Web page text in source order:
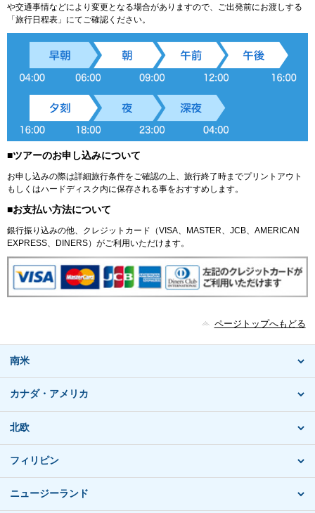
や交通事情などにより変更となる場合がありますので、ご出発前にお渡しする
「旅行日程表」にてご確認ください。
■ツアーのお申し込みについて
お申し込みの際は詳細旅行条件をご確認の上、旅行終了時までプリントアウト
もしくはハードディスク内に保存される事をおすすめします。
■お支払い方法について
銀行振り込みの他、クレジットカード（VISA、MASTER、JCB、AMERICAN
EXPRESS、DINERS）がご利用いただけます。
ページトップへもどる
南米
カナダ・アメリカ
北欧
フィリピン
ニュージーランド